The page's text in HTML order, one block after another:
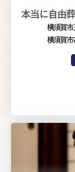
本当に自由
横須賀市
横須賀